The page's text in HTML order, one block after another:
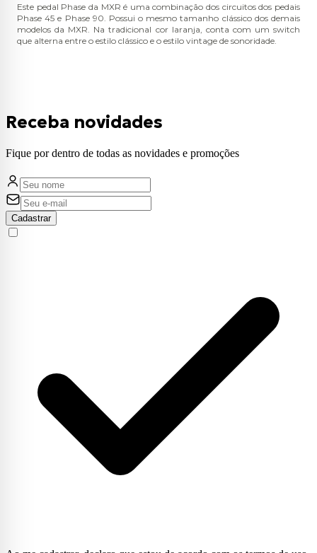
Este pedal Phase da MXR é uma combinação dos circuitos dos pedais
Phase 45 e Phase 90. Possui o mesmo tamanho clássico dos demais
modelos da MXR. Na tradicional cor laranja, conta com um switch
que alterna entre o estilo clássico e o estilo vintage de sonoridade.
Receba novidades
Fique por dentro de todas as novidades e promoções
Cadastrar